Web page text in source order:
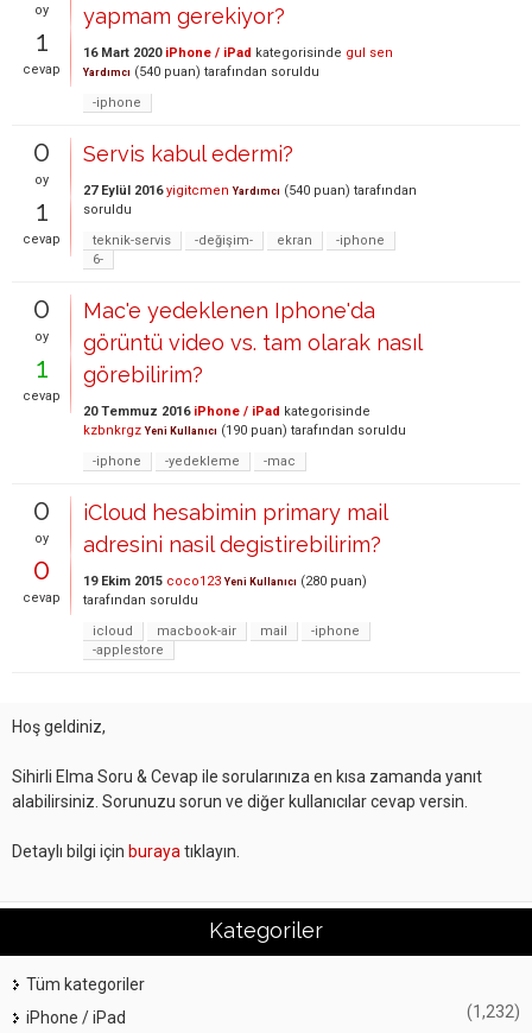
oy
1
cevap
yapmam gerekiyor?
16 Mart 2020 iPhone / iPad kategorisinde gul sen
Yardımcı (540 puan) tarafından soruldu
-iphone
0
oy
1
cevap
Servis kabul edermi?
27 Eylül 2016 yigitcmen Yardımcı (540 puan) tarafından
soruldu
teknik-servis
-değişim- ekran
-iphone
6-
0
oy
1
cevap
Mac'e yedeklenen Iphone'da
görüntü video vs. tam olarak nasıl
görebilirim?
20 Temmuz 2016 iPhone / iPad kategorisinde
kzbnkrgz Yeni Kullanıcı (190 puan) tarafından soruldu
-iphone
-yedekleme -mac
0
oy
0
cevap
iCloud hesabimin primary mail
adresini nasil degistirebilirim?
19 Ekim 2015 coco123 Yeni Kullanıcı (280 puan)
tarafından soruldu
icloud
macbook-air mail
-iphone
-applestore
Hoş geldiniz,
Sihirli Elma Soru & Cevap ile sorularınıza en kısa zamanda yanıt
alabilirsiniz. Sorunuzu sorun ve diğer kullanıcılar cevap versin.
Detaylı bilgi için buraya tıklayın.
Kategoriler
Tüm kategoriler
iPhone / iPad
(1,232)